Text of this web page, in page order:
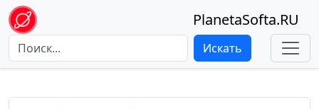
PlanetaSofta.RU
Искать